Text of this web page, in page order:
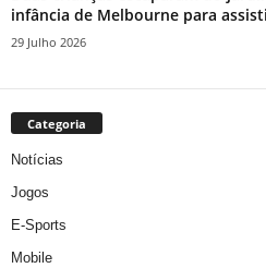
infância de Melbourne para
29 Julho 2026
Categoria
Notícias
Jogos
E-Sports
Mobile